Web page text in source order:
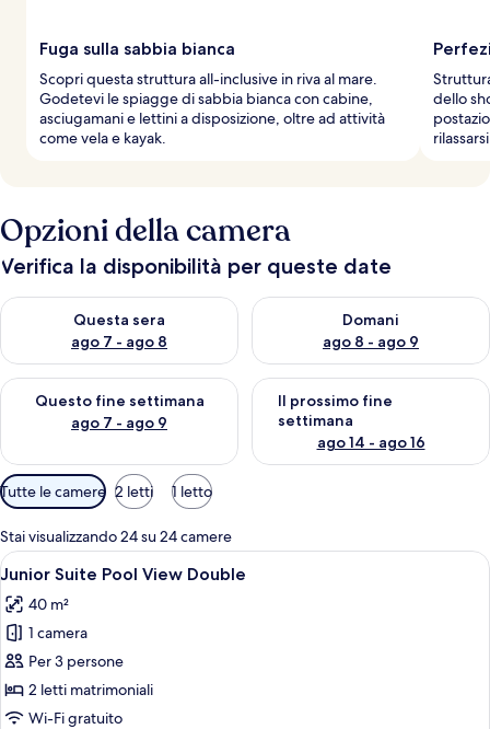
Fuga sulla sabbia bianca
Scopri questa struttura all-inclusive in riva al mare.
Godetevi le spiagge di sabbia bianca con cabine,
asciugamani e lettini a disposizione, oltre ad attività
come vela e kayak.
dello
Opzioni della camera
Verifica la disponibilità per queste date
Questa sera
ago 7 - ago 8
Verifica la disponibilità per questa sera, ago 7 - ago 8
Domani
ago 8 - ago 9
Verifica la disponibilità per
Questo fine settimana
ago 7 - ago 9
Verifica la disponibilità per questo fine settimana, ago 7 - ago
Il prossimo fine
settimana
ago 14 - ago 16
Verifica la disponibilità per il
Filtri
disponibili
per
le
camere
Tutte le camere 2 letti 1 letto
Stai visualizzando 24 su 24 camere
Apri
tutte
le
foto
per
Junior
Suite
Un bagno moderno con un lavabo
4
Junior Suite Pool View Double
40 m²
1 camera
Per 3 persone
2 letti matrimoniali
Wi-Fi gratuito